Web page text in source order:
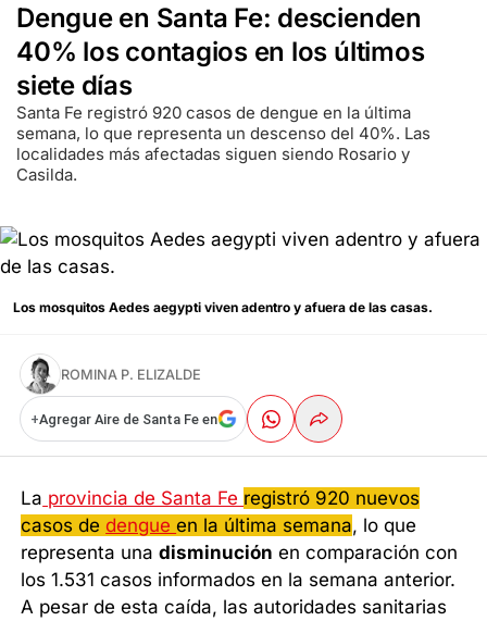
Dengue en Santa Fe: descienden
40% los contagios en los últimos
siete días
Santa Fe registró 920 casos de dengue en la última
semana, lo que representa un descenso del 40%. Las
localidades más afectadas siguen siendo Rosario y
Casilda.
Los mosquitos Aedes aegypti viven adentro y afuera de las casas.
ROMINA P. ELIZALDE
+Agregar Aire de Santa Fe en
La provincia de Santa Fe registró 920 nuevos
casos de dengueen la última semana, lo que
representa unadisminución en comparación con
los 1.531 casos informados en la semana anterior.
A pesar de esta caída, las autoridades sanitarias